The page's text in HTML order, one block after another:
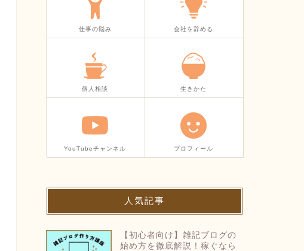
仕事の悩み 会社を辞める
個人相談 生きかた
YouTubeチャンネル プロフィール
人気記事
【初心者向け】雑記ブログの
始め方を徹底解説！稼ぐなら